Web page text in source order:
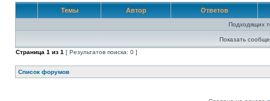
Темы Автор Ответов
Подходящих
Показать
Страница 1 из 1 [ Результатов поиска: 0 ]
Список форумов